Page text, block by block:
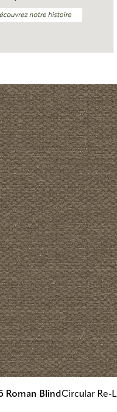
Roman BlindCircular Re-